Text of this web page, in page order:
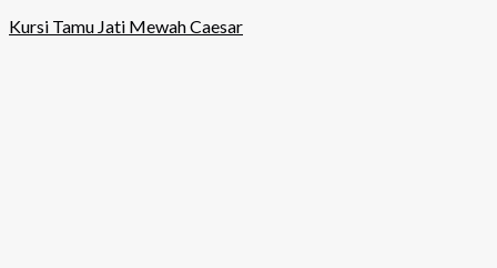
Kursi Tamu Jati Mewah Caesar